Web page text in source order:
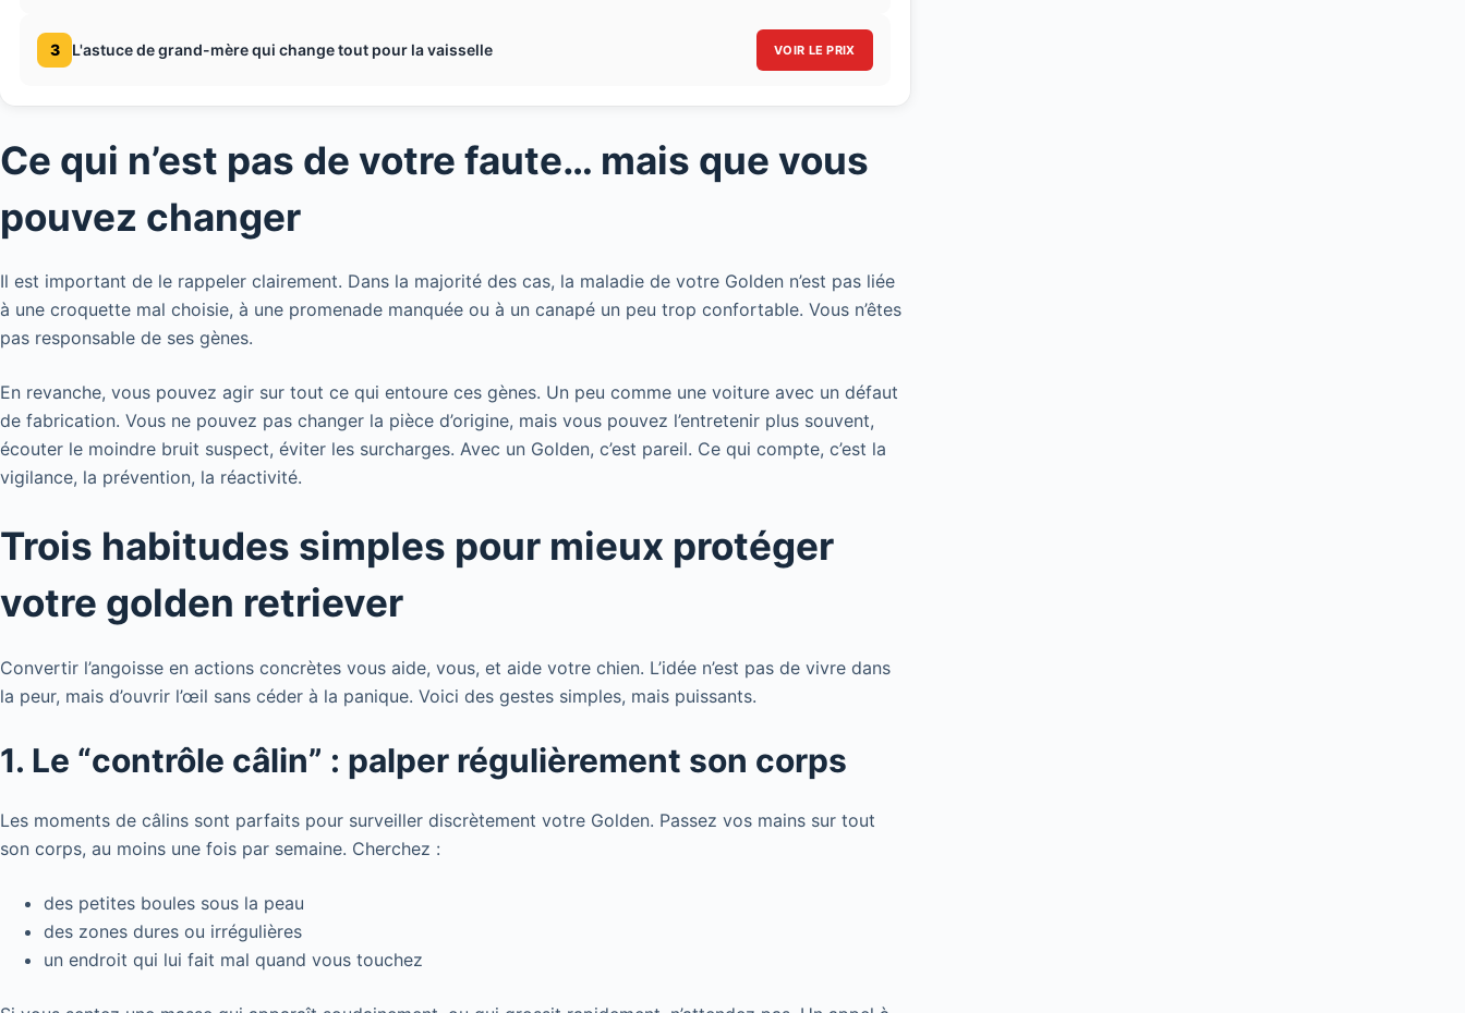
3 L'astuce de grand-mère qui change tout pour la vaisselle VOIR LE PRIX
Ce qui n’est pas de votre faute… mais que vous
pouvez changer
Il est important de le rappeler clairement. Dans la majorité des cas, la maladie de votre Golden n’est pas liée
à une croquette mal choisie, à une promenade manquée ou à un canapé un peu trop confortable. Vous n’êtes
pas responsable de ses gènes.
En revanche, vous pouvez agir sur tout ce qui entoure ces gènes. Un peu comme une voiture avec un défaut
de fabrication. Vous ne pouvez pas changer la pièce d’origine, mais vous pouvez l’entretenir plus souvent,
écouter le moindre bruit suspect, éviter les surcharges. Avec un Golden, c’est pareil. Ce qui compte, c’est la
vigilance, la prévention, la réactivité.
Trois habitudes simples pour mieux protéger
votre golden retriever
Convertir l’angoisse en actions concrètes vous aide, vous, et aide votre chien. L’idée n’est pas de vivre dans
la peur, mais d’ouvrir l’œil sans céder à la panique. Voici des gestes simples, mais puissants.
1. Le “contrôle câlin” : palper régulièrement son corps
Les moments de câlins sont parfaits pour surveiller discrètement votre Golden. Passez vos mains sur tout
son corps, au moins une fois par semaine. Cherchez :
des petites boules sous la peau
des zones dures ou irrégulières
un endroit qui lui fait mal quand vous touchez